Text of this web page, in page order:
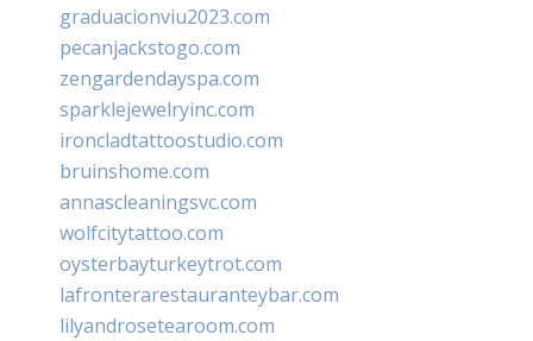
graduacionviu2023.com
pecanjackstogo.com
zengardendayspa.com
sparklejewelryinc.com
ironcladtattoostudio.com
bruinshome.com
annascleaningsvc.com
wolfcitytattoo.com
oysterbayturkeytrot.com
lafronterarestauranteybar.com
lilyandrosetearoom.com